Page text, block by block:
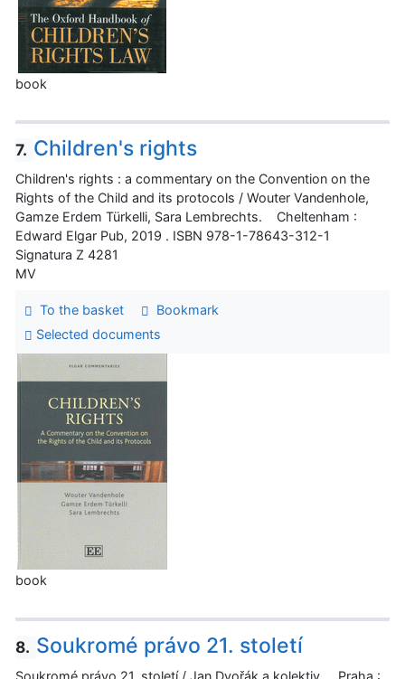
book
7. Children's rights
Children's rights : a commentary on the Convention on the
Rights of the Child and its protocols / Wouter Vandenhole,
Gamze Erdem Türkelli, Sara Lembrechts. Cheltenham :
Edward Elgar Pub, 2019 . ISBN 978-1-78643-312-1
Signatura Z 4281
MV
To the basket
Bookmark
Selected documents
book
8. Soukromé právo 21. století
Soukromé právo 21. století / Jan Dvořák a kolektiv. Praha :